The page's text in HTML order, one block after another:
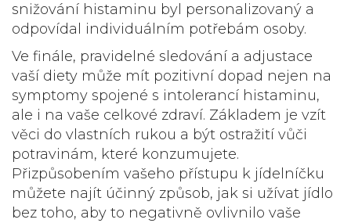
snižování histaminu byl personalizovaný a
odpovídal individuálním potřebám osoby.
Ve finále, pravidelné sledování a adjustace
vaší diety může mít pozitivní dopad nejen na
symptomy spojené s intolerancí histaminu,
ale i na vaše celkové zdraví. Základem je vzít
věci do vlastních rukou a být ostražití vůči
potravinám, které konzumujete.
Přizpůsobením vašeho přístupu k jídelníčku
můžete najít účinný způsob, jak si užívat jídlo
bez toho, aby to negativně ovlivnilo vaše